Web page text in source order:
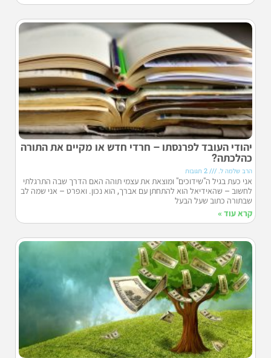
יהודי העובד לפרנסתו – חרדי חדש או מקיים את התורה
כהלכתה?
הרב שלמה ל.
אני כעת בגיל ה"שידוכים" ומוצאת את עצמי תוהה האם הדרך שבה התרגלתי
לחשוב – שהאידיאל הוא להתחתן עם אברך, הוא נכון. ואפרט – אני שמה לב
שבתורה כתוב שעל הבעל
קרא עוד »